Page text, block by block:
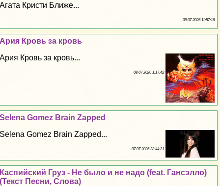
Агата Кристи Ближе...
09 07 2026 11:57:16
Ария Кровь за кровь
Ария Кровь за кровь...
08 07 2026 1:17:42
Selena Gomez Brain Zapped
Selena Gomez Brain Zapped...
07 07 2026 23:44:21
Каспийский Груз - Не было и не надо (feat. Гансэлло)
(Текст Песни, Слова)